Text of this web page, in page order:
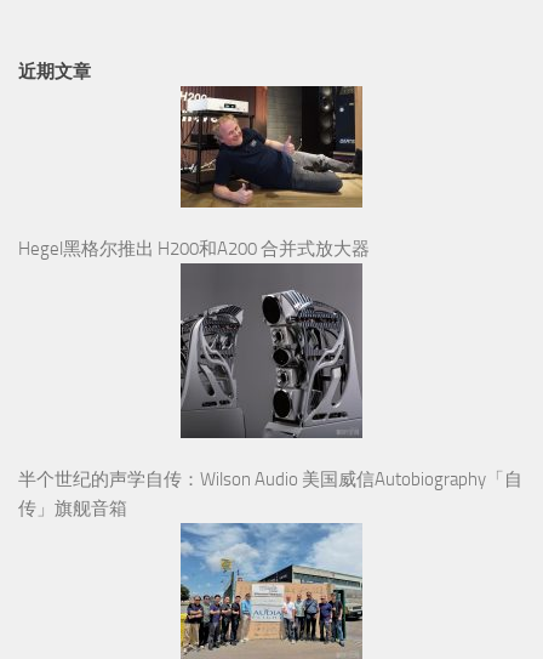
近期文章
Hegel黑格尔推出 H200和A200 合并式放大器
半个世纪的声学自传：Wilson Audio 美国威信Autobiography「自
传」旗舰音箱